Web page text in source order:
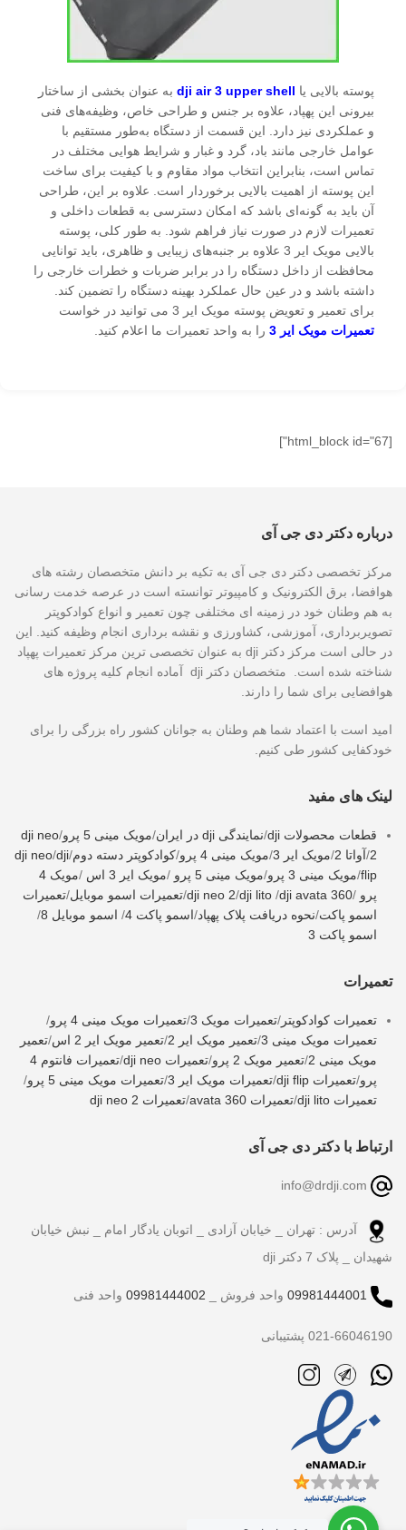
پوسته بالایی یا dji air 3 upper shell به عنوان بخشی از ساختار
بیرونی این پهپاد، علاوه بر جنس و طراحی خاص، وظیفه‌های فنی
و عملکردی نیز دارد. این قسمت از دستگاه به‌طور مستقیم با
عوامل خارجی مانند باد، گرد و غبار و شرایط هوایی مختلف در
تماس است، بنابراین انتخاب مواد مقاوم و با کیفیت برای ساخت
این پوسته از اهمیت بالایی برخوردار است. علاوه بر این، طراحی
آن باید به گونه‌ای باشد که امکان دسترسی به قطعات داخلی و
تعمیرات لازم در صورت نیاز فراهم شود. به طور کلی، پوسته
بالایی مویک ایر 3 علاوه بر جنبه‌های زیبایی و ظاهری، باید توانایی
محافظت از داخل دستگاه را در برابر ضربات و خطرات خارجی را
داشته باشد و در عین حال عملکرد بهینه دستگاه را تضمین کند.
برای تعمیر و تعویض پوسته مویک ایر 3 می توانید در خواست
تعمیرات مویک ایر 3
را به واحد تعمیرات ما اعلام کنید.
[html_block id="67"]
درباره دکتر دی جی آی
مرکز تخصصی دکتر دی جی آی به تکیه بر دانش متخصصان رشته های
هوافضا، برق الکترونیک و کامپیوتر توانسته است در عرصه خدمت رسانی
به هم وطنان خود در زمینه ای مختلفی چون تعمیر و انواع کوادکوپتر
تصویربرداری، آموزشی، کشاورزی و نقشه برداری انجام وظیفه کنید. این
در حالی است مرکز دکتر dji به عنوان تخصصی ترین مرکز تعمیرات پهپاد
شناخته شده است. متخصصان دکتر dji آماده انجام کلیه پروژه های
هوافضایی برای شما را دارند.
امید است با اعتماد شما هم وطنان به جوانان کشور راه بزرگی را برای
خودکفایی کشور طی کنیم.
لینک های مفید
قطعات محصولات dji /نمایندگی dji در ایران /مویک مینی 5 پرو /
dji neo
2
/آواتا 2 /مویک ایر 3 /مویک مینی 4 پرو /کوادکوپتر دسته دوم/
dji neo/dji
flip
/مویک مینی 3 پرو /مویک مینی 5 پرو /مویک ایر 3 اس /
مویک 4
پرو /
dji neo 2/dji lito /dji avata 360
/تعمیرات اسمو موبایل/تعمیرات
اسمو پاکت/نحوه دریافت پلاک پهپاد/اسمو پاکت 4 / اسمو موبایل 8
/
اسمو پاکت 3
تعمیرات
تعمیرات کوادکوپتر /تعمیرات مویک 3 /تعمیرات مویک مینی 4 پرو
/
تعمیرات مویک مینی 3
/تعمیر مویک ایر 2 /تعمیر مویک ایر 2 اس /تعمیر
مویک مینی 2
/تعمیر مویک 2 پرو /تعمیرات dji neo /
تعمیرات فانتوم 4
پرو/تعمیرات dji flip /تعمیرات مویک ایر 3 /تعمیرات مویک مینی 5 پرو
/
تعمیرات dji lito
/تعمیرات avata 360 /تعمیرات dji neo 2
ارتباط با دکتر دی جی آی
آدرس : تهران _ خیابان آزادی _ اتوبان یادگار امام _ نبش خیابان
شهیدان _ پلاک 7 دکتر dji
09981444001 واحد فروش _ 09981444002 واحد فنی
021-66046190 پشتیبانی